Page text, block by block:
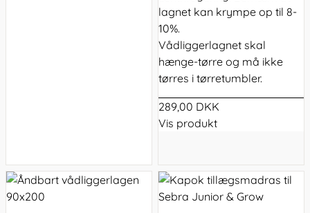
lagnet kan krympe op til 8-
10%.
Vådliggerlagnet skal
hænge-tørre og må ikke
tørres i tørretumbler.
289,00 DKK
Vis produkt